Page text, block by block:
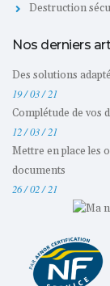
Destruction
Nos derniers
Des solutions
19 / 03 / 21
Complétude de vos
12 / 03 / 21
Mettre en place les
documents
26 / 02 / 21